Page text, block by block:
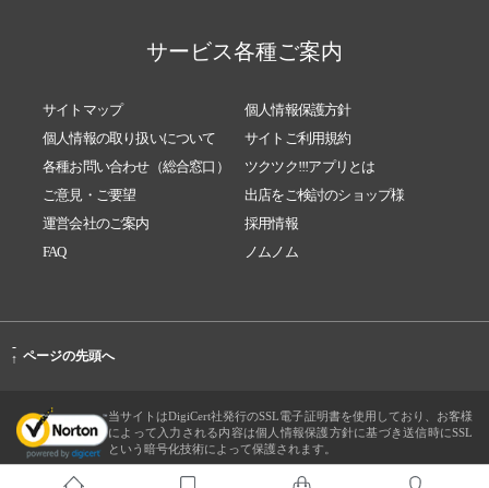
サービス各種ご案内
サイトマップ
個人情報保護方針
個人情報の取り扱いについて
サイトご利用規約
各種お問い合わせ（総合窓口）
ツクツク!!!アプリとは
ご意見・ご要望
出店をご検討のショップ様
運営会社のご案内
採用情報
FAQ
ノムノム
-
↑ ページの先頭へ
当サイトはDigiCert社発行のSSL電子証明書を使用しており、お客様
によって入力される内容は個人情報保護方針に基づき送信時にSSL
という暗号化技術によって保護されます。